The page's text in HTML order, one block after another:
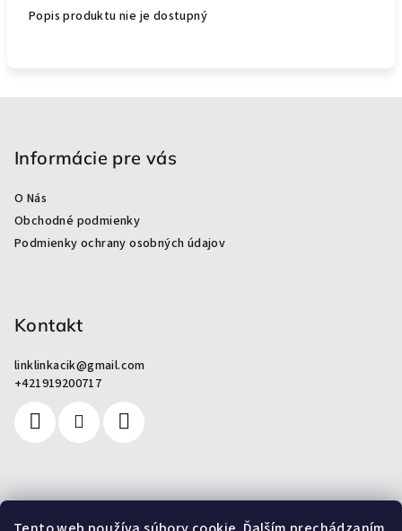
Popis produktu nie je dostupný
Informácie pre vás
O Nás
Obchodné podmienky
Podmienky ochrany osobných údajov
Kontakt
linklinkacik@gmail.com
+421919200717
Pre zákazníkov